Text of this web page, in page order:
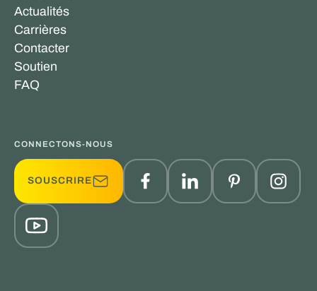
Actualités
Carrières
Contacter
Soutien
FAQ
CONNECTONS-NOUS
SOUSCRIRE